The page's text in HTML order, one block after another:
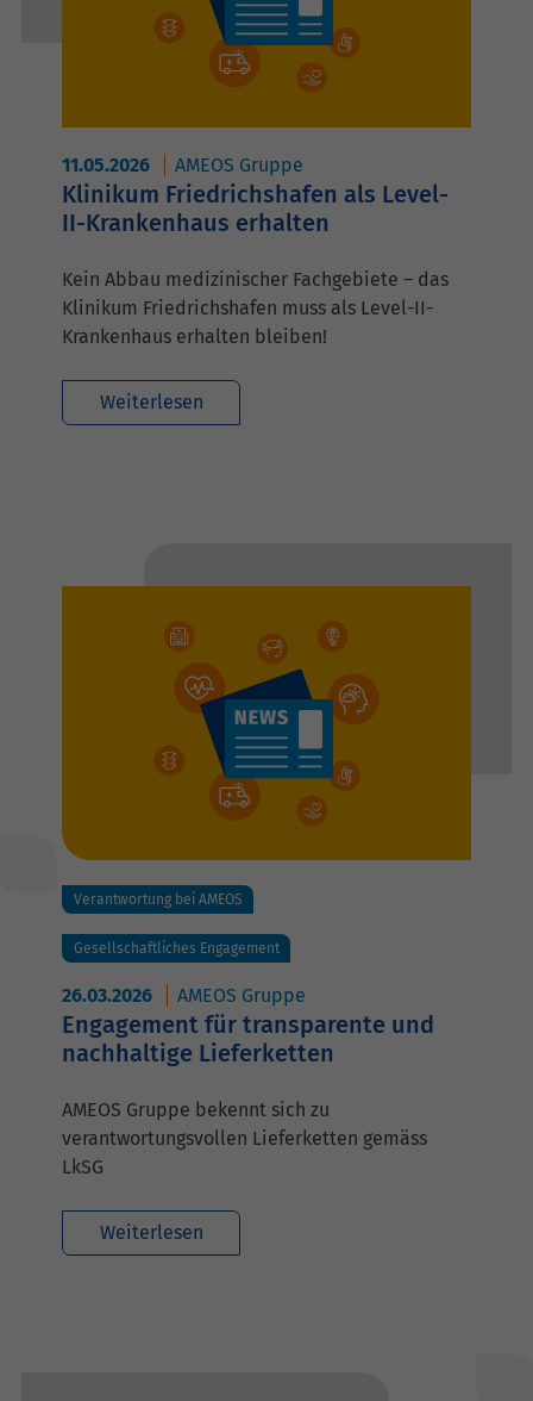
11.05.2026 AMEOS Gruppe
Klinikum Friedrichshafen als Level-
II-Krankenhaus erhalten
Kein Abbau medizinischer Fachgebiete – das
Klinikum Friedrichshafen muss als Level-II-
Krankenhaus erhalten bleiben!
Weiterlesen
Verantwortung bei AMEOS
Gesellschaftliches Engagement
26.03.2026 AMEOS Gruppe
Engagement für transparente und
nachhaltige Lieferketten
AMEOS Gruppe bekennt sich zu
verantwortungsvollen Lieferketten gemäss
LkSG
Weiterlesen